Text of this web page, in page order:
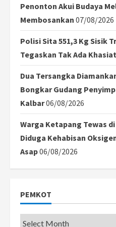
Penonton Akui Budaya
Membosankan 07/08/2026
Polisi Sita 551,3 Kg Sisik
Tegaskan Tak Ada
Dua Tersangka
Bongkar Gudang
Kalbar06/08/2026
Warga Ketapang Tewas
Diduga Kehabisan
Asap06/08/2026
PEMKOT
Pemkot